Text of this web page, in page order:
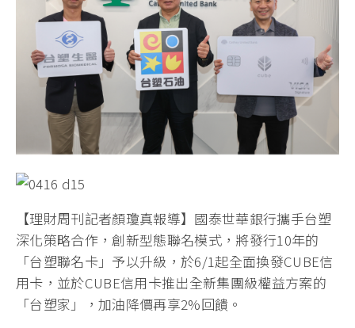
【理財周刊記者顏瓊真報導】國泰世華銀行攜手台塑
深化策略合作，創新型態聯名模式，將發行10年的
「台塑聯名卡」予以升級，於6/1起全面換發CUBE信
用卡，並於CUBE信用卡推出全新集團級權益方案的
「台塑家」，加油降價再享2%回饋。